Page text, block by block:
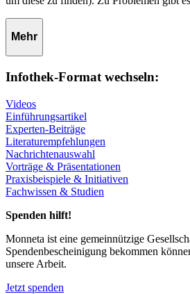
Mehr
Infothek-Format wechseln:
Videos
Einführungsartikel
Experten-Beiträge
Literaturempfehlungen
Nachrichtenauswahl
Vorträge & Präsentationen
Praxisbeispiele & Initiativen
Fachwissen & Studien
Spenden hilft!
Monneta ist eine gemeinnützige
Spendenbescheinigung bekommen
unsere Arbeit.
Jetzt spenden